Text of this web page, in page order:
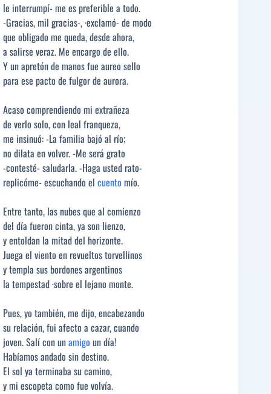
le interrumpí- me es preferible a todo.
-Gracias, mil gracias-, ·exclamó- de modo
que obligado me queda, desde ahora,
a salirse veraz. Me encargo de ello.
Y un apretón de manos fue aureo sello
para ese pacto de fulgor de aurora.
Acaso comprendiendo mi extrañeza
de verlo solo, con leal franqueza,
me insinuó: -La familia bajó al río;
no dilata en volver. -Me será grato
-contesté- saludarla. -Haga usted rato-
replicóme- escuchando el cuento mío.
Entre tanto, las nubes que al comienzo
del día fueron cinta, ya son lienzo,
y entoldan la mitad del horizonte.
Juega el viento en revueltos torvellinos
y templa sus bordones argentinos
la tempestad ·sobre el lejano monte.
Pues, yo también, me dijo, encabezando
su relación, fui afecto a cazar, cuando
joven. Salí con unamigo un día!
Habíamos andado sin destino.
El sol ya terminaba su camino,
y mi escopeta como fue volvía.